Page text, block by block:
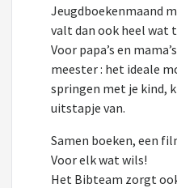
Jeugdboekenmaand
valt dan ook heel wat
Voor papa’s en
meester : het ideale
springen met je kind,
uitstapje van.
Samen boeken, een
Voor elk wat wils!
Het Bibteam zorgt